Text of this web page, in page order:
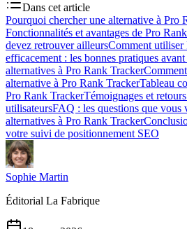
Dans cet article
Pourquoi chercher une alternative à Pro
Fonctionnalités et avantages de Pro
devez retrouver ailleursComment utiliser
efficacement : les bonnes pratiques
alternatives à Pro Rank Tracker
alternative à Pro Rank TrackerTableau
Pro Rank TrackerTémoignages et
utilisateursFAQ : les questions que vous
alternatives à Pro Rank Tracker
votre suivi de positionnement SEO
Sophie Martin
Éditorial La Fabrique